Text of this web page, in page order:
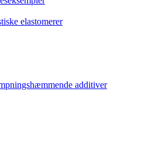
elastomerer
additiver